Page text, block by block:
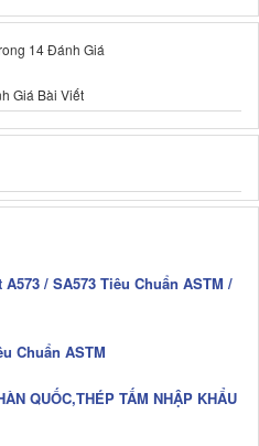
14 Đánh Giá
Giá Bài Viết
/ SA573 Tiêu Chuẩn ASTM /
Chuẩn ASTM
QUỐC,THÉP TẤM NHẬP KHẨU